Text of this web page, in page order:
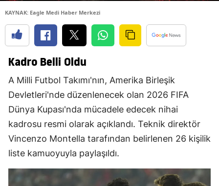
KAYNAK: Eagle Medi Haber Merkezi
Kadro Belli Oldu
A Milli Futbol Takımı'nın, Amerika Birleşik
Devletleri'nde düzenlenecek olan 2026 FIFA
Dünya Kupası'nda mücadele edecek nihai
kadrosu resmi olarak açıklandı. Teknik direktör
Vincenzo Montella tarafından belirlenen 26 kişilik
liste kamuoyuyla paylaşıldı.